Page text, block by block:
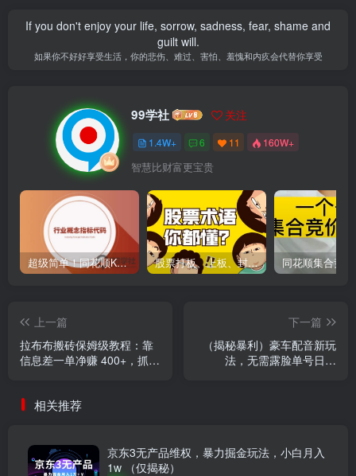
If you don't enjoy your life, sorrow, sadness, fear, shame and
guilt will.
如果你不好好享受生活，你的悲伤、难过、害怕、羞愧和内疚会代替你享受
99学社 关注
1.4W+ 6 11 160W+
智慧比财富更宝贵
超级简单！同花顺K线界面显示行业概念指标代码图解 股票打板、上板、封板、翘板、炸板是什么意思？炒股你必须懂的暗语！
上一篇
拉布布搬砖保姆级教程：靠
信息差一单净赚 400+，抓住
下一篇
（揭秘暴利）豪车配音新玩
法，无需露脸单号日入
相关推荐
京东3无产品维权，暴力掘金玩法，小白月入
1w （仅揭秘）